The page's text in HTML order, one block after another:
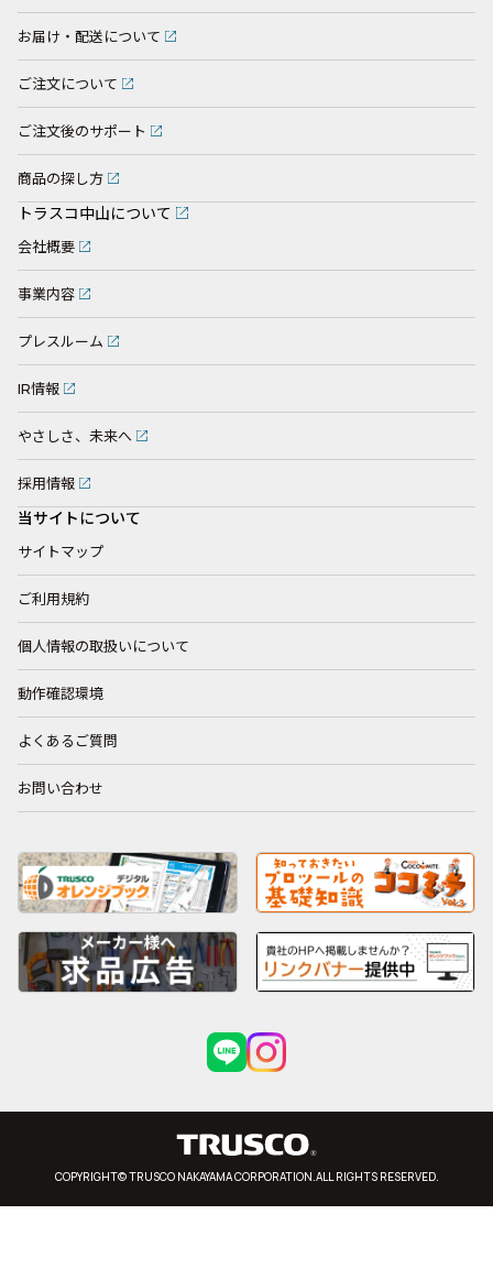
お届け・配送について
ご注文について
ご注文後のサポート
商品の探し方
トラスコ中山について
会社概要
事業内容
プレスルーム
IR情報
やさしさ、未来へ
採用情報
当サイトについて
サイトマップ
ご利用規約
個人情報の取扱いについて
動作確認環境
よくあるご質問
お問い合わせ
COPYRIGHT© TRUSCO NAKAYAMA CORPORATION.ALL RIGHTS RESERVED.